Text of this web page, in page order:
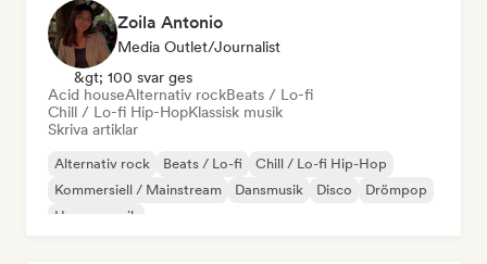
Zoila Antonio
Media Outlet/Journalist
&gt; 100 svar ges
Acid houseAlternativ rockBeats / Lo-fi
Chill / Lo-fi Hip-HopKlassisk musik
Skriva artiklar
Alternativ rock Beats / Lo-fi
Chill / Lo-fi Hip-Hop
Kommersiell / Mainstream
Dansmusik Disco
Drömpop
House-musik